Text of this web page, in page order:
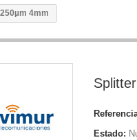
4mm
Estado: